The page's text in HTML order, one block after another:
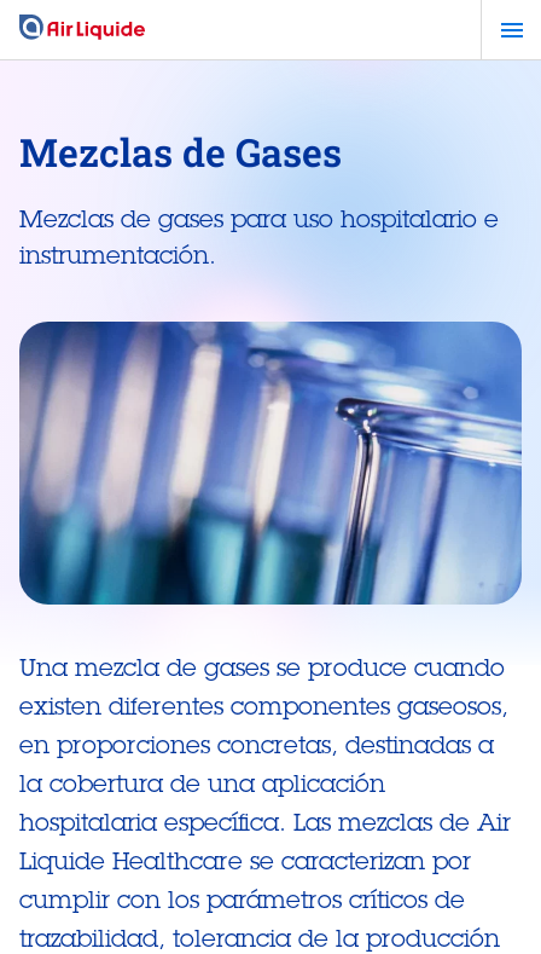
Pasar
Mezclas de Gases
Mezclas de gases para uso hospitalario e
instrumentación.
Una mezcla de gases se produce cuando
existen diferentes componentes gaseosos,
en proporciones concretas, destinadas a
la cobertura de una aplicación
hospitalaria específica. Las mezclas de Air
Liquide Healthcare se caracterizan por
cumplir con los parámetros críticos de
trazabilidad, tolerancia de la producción